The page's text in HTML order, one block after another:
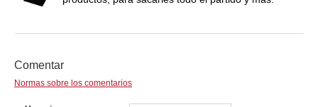
Comentar
Normas sobre los comentarios